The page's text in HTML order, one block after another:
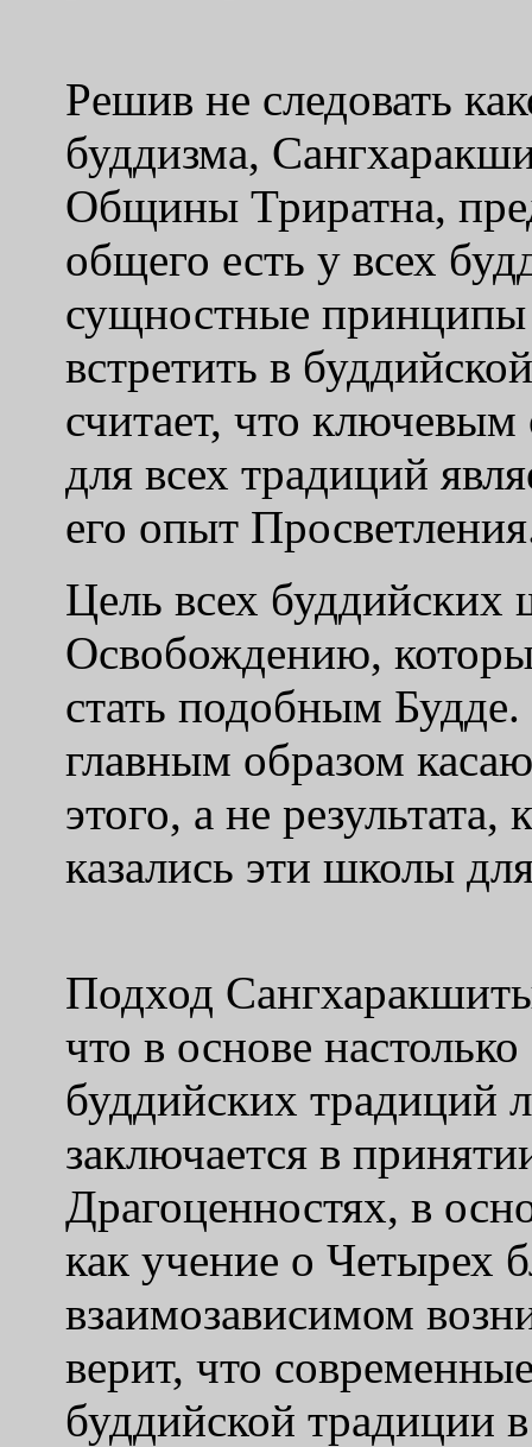
Pешив не следовать
буддизма,
Общины Триратна,
общего есть у всех
сущностные
встретить в
считает, что
для всех традиций
его опыт
Цель всех буддийских
Освобождению,
стать подобным
главным образом
этого, а не
казались эти школы
Подход
что в основе
буддийских традиций
заключается в
Драгоценностях, в
как учение о Четырех
взаимозависимом
верит, что
буддийской традиции